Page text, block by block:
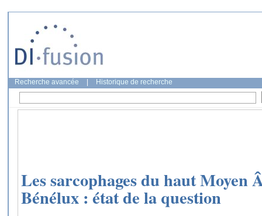
Recherche avancée Historique de recherche
Les sarcophages du haut Moyen
Bénélux : état de la question